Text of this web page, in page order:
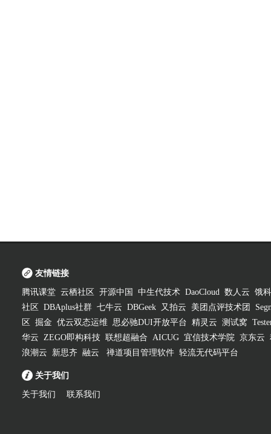
友情链接
腾讯课堂 云栖社区 开源中国 中生代技术 DaoCloud 数人云 饿
社区
DBAplus社群 七牛云 DBGeek 又拍云 美团点评技术团
区
掘金 优云双态运维 思必驰DUI开放平台 精灵云 测试窝
华云 ZEGO即构科技 联想超融合 AICUG 宜信技术学院 京东云
浪潮云
新思齐 融云 禅道项目管理软件 轻流无代码平台
关于我们
关于我们 联系我们